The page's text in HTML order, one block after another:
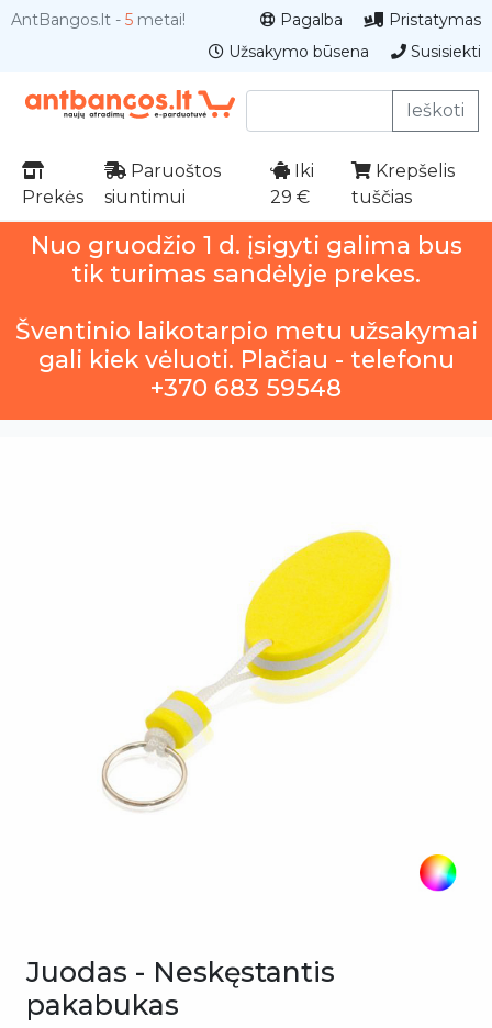
AntBangos.lt - 5 metai! Pagalba
Pristatymas
Užsakymo būsena
Susisiekti
Ieškoti
Prekės
Paruoštos
siuntimui
Iki
29 €
Krepšelis
tuščias
Nuo gruodžio 1 d. įsigyti galima bus
tik turimas sandėlyje prekes.
Šventinio laikotarpio metu užsakymai
gali kiek vėluoti. Plačiau - telefonu
+370 683 59548
Juodas - Neskęstantis
pakabukas